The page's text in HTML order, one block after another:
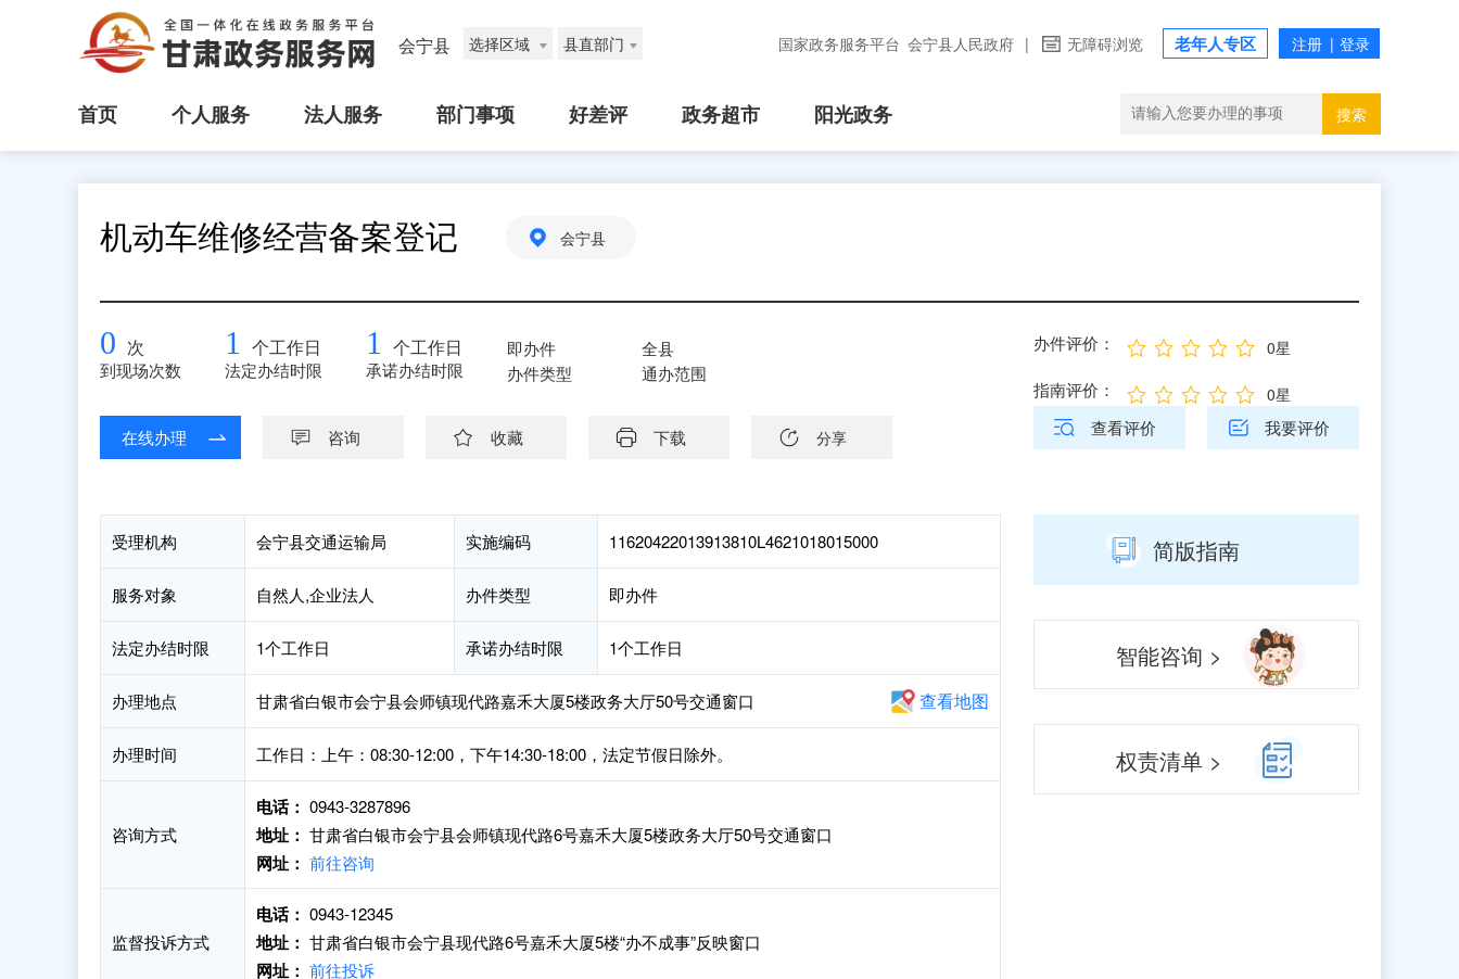
会宁县 选择区域 县直部门 国家政务服务平台 会宁县人民政府 | 无障碍浏览 老年人专区
首页 个人服务 法人服务 部门事项 好差评 政务超市 阳光政务 搜索
机动车维修经营备案登记 会宁县
0 次
到现场次数
1 个工作日
法定办结时限
1 个工作日
承诺办结时限
即办件
办件类型
全县
通办范围
在线办理 咨询 收藏 下载 分享
办件评价： 0星
指南评价： 0星
查看评价 我要评价
受理机构 会宁县交通运输局 实施编码 11620422013913810L4621018015000
服务对象 自然人,企业法人 办件类型 即办件
法定办结时限 1个工作日 承诺办结时限 1个工作日
办理地点 甘肃省白银市会宁县会师镇现代路嘉禾大厦5楼政务大厅50号交通窗口 查看地图
办理时间 工作日：上午：08:30-12:00，下午14:30-18:00，法定节假日除外。
咨询方式
电话： 0943-3287896
地址： 甘肃省白银市会宁县会师镇现代路6号嘉禾大厦5楼政务大厅50号交通窗口
网址： 前往咨询
监督投诉方式
电话： 0943-12345
地址： 甘肃省白银市会宁县现代路6号嘉禾大厦5楼“办不成事”反映窗口
网址： 前往投诉
简版指南
智能咨询 >
权责清单 >